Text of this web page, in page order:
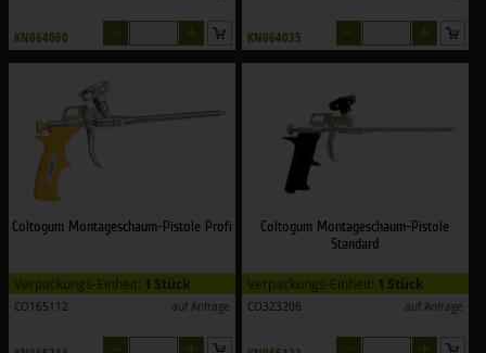
KN064060 KN064035
Coltogum Montageschaum-Pistole Profi
Verpackungs-Einheit: 1 Stück
CO165112 auf Anfrage
Coltogum Montageschaum-Pistole
Standard
Verpackungs-Einheit: 1 Stück
CO323206 auf Anfrage